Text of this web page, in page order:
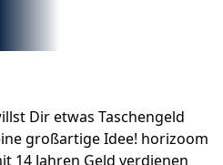
Dir etwas Taschengeld
großartige Idee! horizoom
14 Jahren Geld verdienen